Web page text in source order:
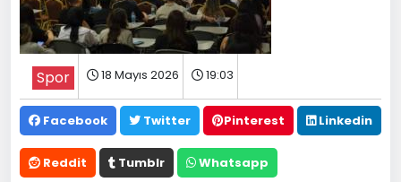
Spor 18 Mayıs 2026 19:03
Facebook Twitter Pinterest Linkedin
Reddit Tumblr Whatsapp